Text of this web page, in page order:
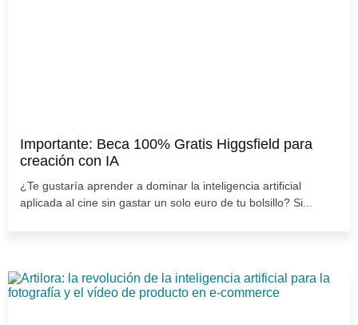
Importante: Beca 100% Gratis Higgsfield para
creación con IA
¿Te gustaría aprender a dominar la inteligencia artificial
aplicada al cine sin gastar un solo euro de tu bolsillo? Si...